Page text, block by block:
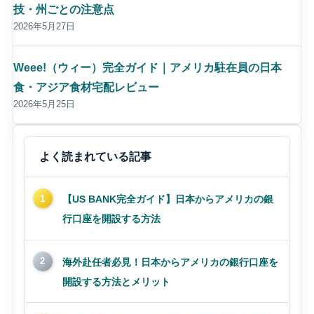
技・州ごとの注意点
2026年5月27日
Weee!（ウィー）完全ガイド｜アメリカ駐在員の日本
食・アジア食材宅配レビュー
2026年5月25日
よく読まれている記事
1
【US BANK完全ガイド】日本からアメリカの銀
行口座を開設する方法
2
海外赴任者必見！日本からアメリカの銀行口座を
開設する方法とメリット